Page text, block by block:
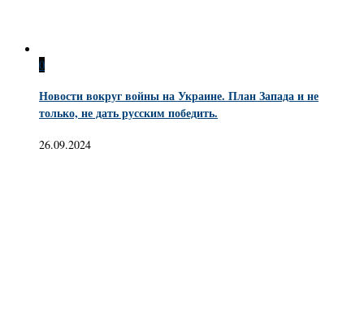
0
Новости вокруг войны на Украине. План Запада и не
только, не дать русским победить.
26.09.2024